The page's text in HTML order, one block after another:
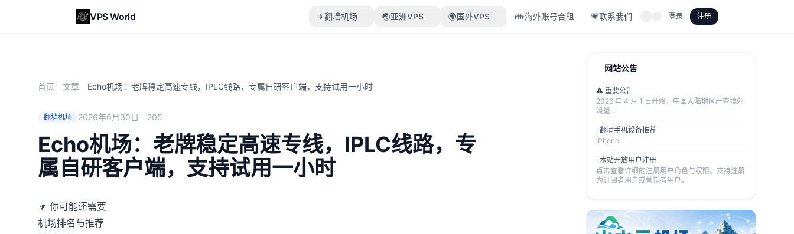
VPS World ✈️翻墙机场 🌏亚洲VPS 🌍国外VPS 👪海外账号合租 💗联系我们 登录 注册
首页 文章 Echo机场：老牌稳定高速专线，IPLC线路，专属自研客户端，支持试用一小时
翻墙机场 2026年6月30日 205
Echo机场：老牌稳定高速专线，IPLC线路，专
属自研客户端，支持试用一小时
🔽 你可能还需要
机场排名与推荐
网站公告
⚠️ 重要公告
2026 年 4 月 1 日开始，中国大陆地区严查境外
流量...
ℹ️ 翻墙手机设备推荐
iPhone
ℹ️ 本站开放用户注册
点击查看详细的注册用户角色与权限。支持注册
为订阅者用户或营销者用户。